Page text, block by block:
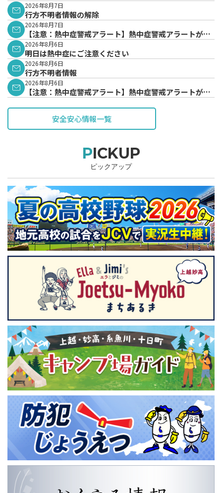
2026年8月7日
行方不明者情報の解除
2026年8月7日
【注意：熱中症警戒アラート】熱中症警戒アラートが発
表されています。
2026年8月6日
明日は熱中症にご注意ください
2026年8月6日
行方不明者情報
2026年8月6日
【注意：熱中症警戒アラート】熱中症警戒アラートが発
安全安心情報一覧
PICKUP
ピックアップ